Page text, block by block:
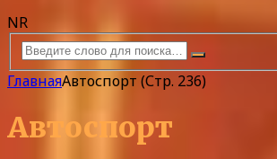
NR
ГлавнаяАвтоспорт (Стр. 236)
Автоспорт